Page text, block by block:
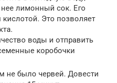
лимонный сок. Его
Это позволяет
воды и отправить
коробочки
не было червей. Довести